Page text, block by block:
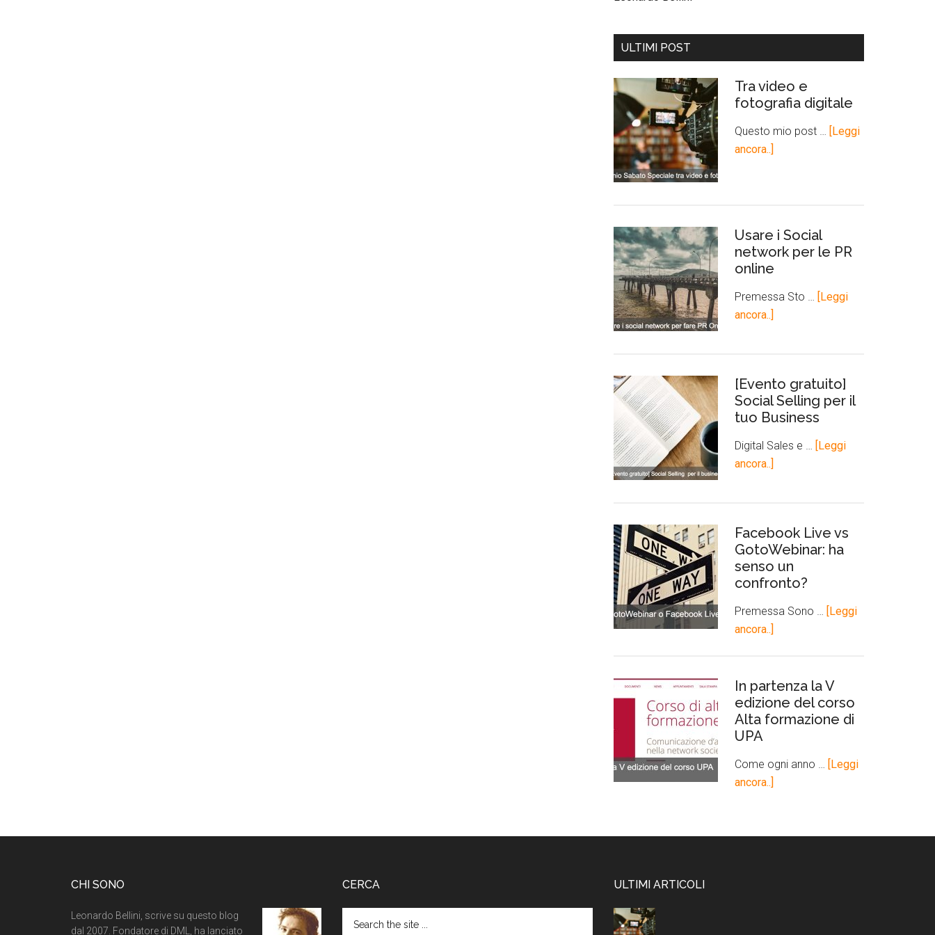
ULTIMI POST
Tra video e
fotografia digitale
Questo mio post …
[Leggi
ancora..]
Usare i Social
network per le PR
online
Premessa Sto …
[Leggi
ancora..]
[Evento gratuito]
Social Selling per il
tuo Business
Digital Sales e …
[Leggi
ancora..]
Facebook Live vs
GotoWebinar: ha
senso un
confronto?
Premessa Sono …
[Leggi
ancora..]
In partenza la V
edizione del corso
Alta formazione di
UPA
Come ogni anno …
[Leggi
ancora..]
CHI SONO
Leonardo Bellini, scrive su questo blog
dal 2007. Fondatore di DML, ha lanciato
CERCA ULTIMI ARTICOLI